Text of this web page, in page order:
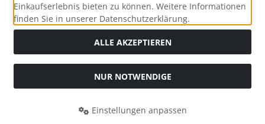
Social Media
Widerrufsformular
Einkaufserlebnis bieten zu können. Weitere Informationen
finden Sie in unserer Datenschutzerklärung.
ALLE AKZEPTIEREN
NUR NOTWENDIGE
Einstellungen anpassen